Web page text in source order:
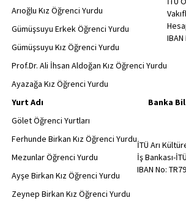
Arıoğlu Kız Öğrenci Yurdu
Gümüşsuyu Erkek Öğrenci Yurdu
Gümüşsuyu Kız Öğrenci Yurdu
Prof.Dr. Ali İhsan Aldoğan Kız Öğrenci Yurdu
Ayazağa Kız Öğrenci Yurdu
Yurt Adı Banka
Gölet Öğrenci Yurtları
İTÜ Arı
İş Bankası-
IBAN No:
Ferhunde Birkan Kız Öğrenci Yurdu
Mezunlar Öğrenci Yurdu
Ayşe Birkan Kız Öğrenci Yurdu
Zeynep Birkan Kız Öğrenci Yurdu